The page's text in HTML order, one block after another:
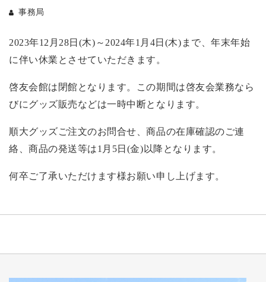
事務局
2023年12 月 28日 (木) ～ 2024年1 月4日 (木) まで、年末年始
に伴い休業とさせていただきます。
啓友会館は閉館となります。この期間は啓友会業務なら
びにグッズ販売などは一時中断となります。
順大グッズご注文のお問合せ、商品の在庫確認のご連
絡、商品の発送等は1 月5日 (金) 以降となります。
何卒ご了承いただけます様お願い申し上げます。